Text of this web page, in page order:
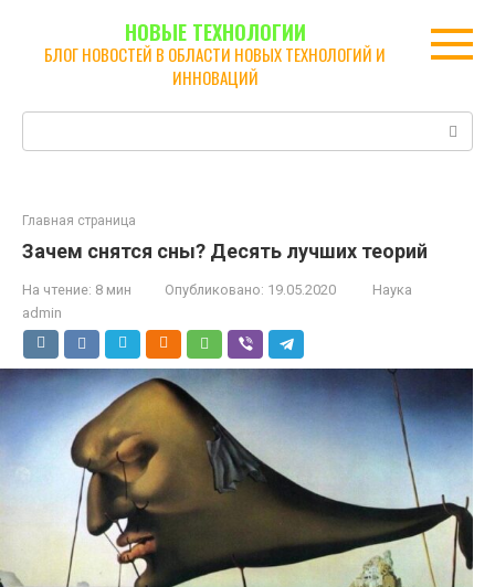
контенту
НОВЫЕ ТЕХНОЛОГИИ
БЛОГ НОВОСТЕЙ В ОБЛАСТИ НОВЫХ ТЕХНОЛОГИЙ И
ИННОВАЦИЙ
Главная страница
Зачем снятся сны? Десять лучших теорий
На чтение: 8 мин Опубликовано: 19.05.2020
Наука
admin